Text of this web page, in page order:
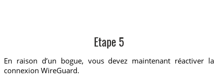
Etape 5
En raison d’un bogue, vous devez maintenant réactiver la
connexion WireGuard.